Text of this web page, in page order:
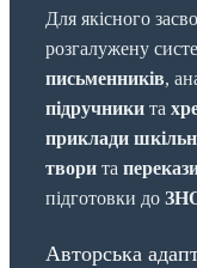
Для якісного
розгалужену
письменників,
підручники та
приклади
твори та
підготовки до
Авторська